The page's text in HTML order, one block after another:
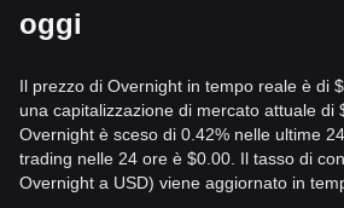
oggi
Il prezzo di Overnight in tempo reale è di
una capitalizzazione di mercato attuale di
Overnight è sceso di 0.42% nelle ultime
trading nelle 24 ore è $0.00. Il tasso di
Overnight a USD) viene aggiornato in